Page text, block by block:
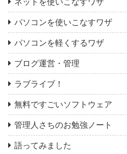
ネットを使いこなすワザ
パソコンを使いこなすワザ
パソコンを軽くするワザ
ブログ運営・管理
ラブライブ！
無料ですごいソフトウェア
管理人さちのお勉強ノート
語ってみました